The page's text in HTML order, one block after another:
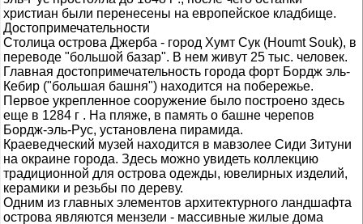
христиан были перенесены на европейское кладбище.
Достопримечательности
Столица острова Джерба - город Хумт Сук (Houmt Souk), в
переводе "большой базар". В нем живут 25 тыс. человек.
Главная достопримечательность города форт Бордж эль-
Кебир ("большая башня") находится на побережье.
Первое укрепленное сооружение было построено здесь
еще в 1284 г . На пляже, в память о башне черепов
Бордж-эль-Рус, установлена пирамида.
Краеведческий музей находится в мавзолее Сиди Зитуни
на окраине города. Здесь можно увидеть коллекцию
традиционной для острова одежды, ювелирных изделий,
керамики и резьбы по дереву.
Одним из главных элементов архитектурного ландшафта
острова являются мензели - массивные жилые дома